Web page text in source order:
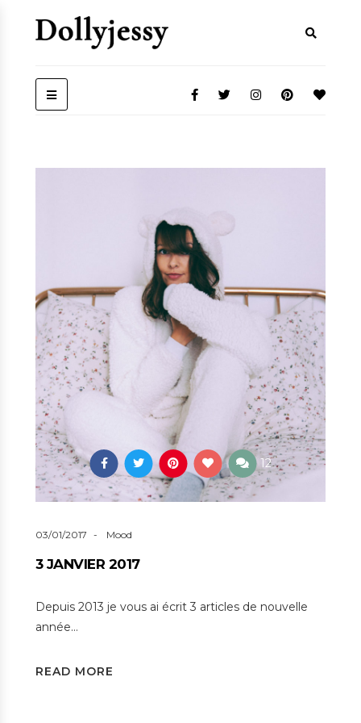
12
03/01/2017 Mood
3 JANVIER 2017
Depuis 2013 je vous ai écrit 3 articles de nouvelle
année…
READ MORE